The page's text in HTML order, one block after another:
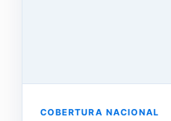
COBERTURA NACIONAL